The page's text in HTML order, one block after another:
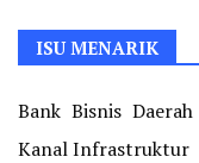
ISU MENARIK
Bank Bisnis Daerah
Kanal Infrastruktur